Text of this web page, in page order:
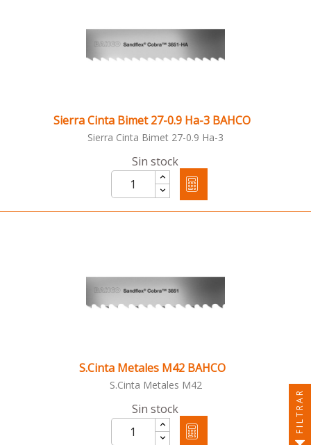
Sierra Cinta Bimet 27-0.9 Ha-3 BAHCO
Sierra Cinta Bimet 27-0.9 Ha-3
Sin stock
S.Cinta Metales M42 BAHCO
S.Cinta Metales M42
Sin stock FILTRAR